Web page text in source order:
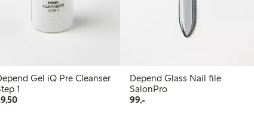
Gel iQ Pre Cleanser
1
39,50 kr
Depend Glass Nail file
SalonPro
99,-99,00 kr